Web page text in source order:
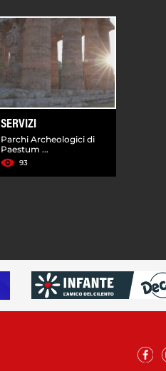
SERVIZI
Parchi Archeologici di
Paestum ...
93